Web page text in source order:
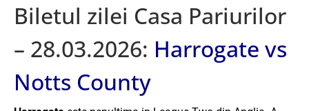
Biletul zilei Casa Pariurilor
– 28.03.2026: Harrogate vs
Notts County